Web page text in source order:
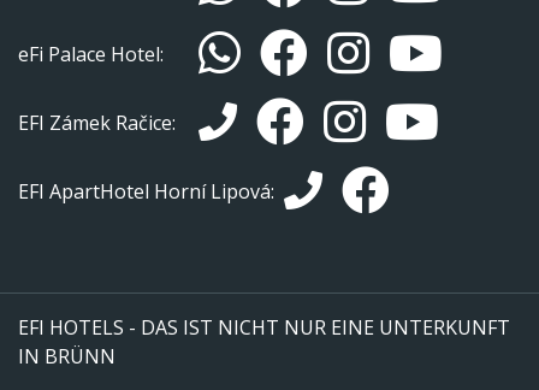
eFi Palace Hotel:
EFI Zámek Račice:
EFI ApartHotel Horní Lipová:
EFI HOTELS - DAS IST NICHT NUR EINE UNTERKUNFT
IN BRÜNN